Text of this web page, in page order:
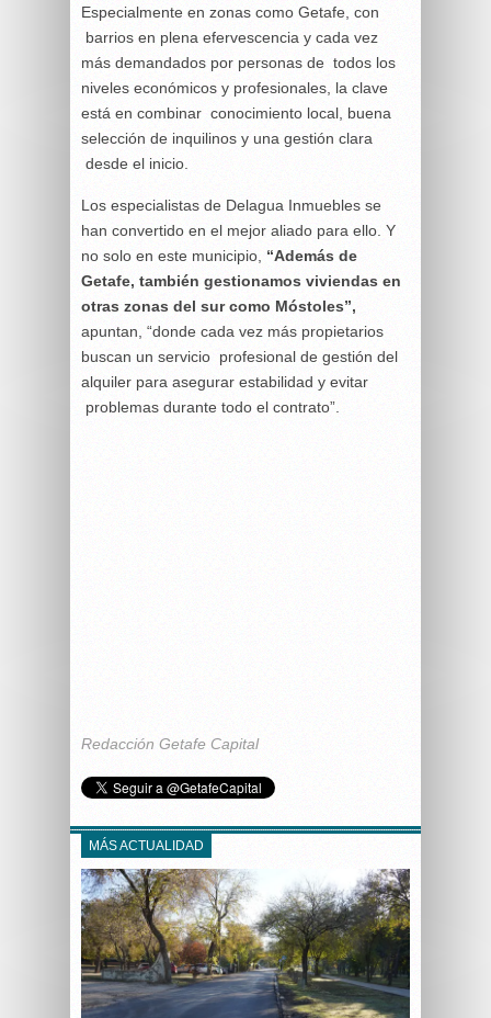
Especialmente en zonas como Getafe, con
barrios en plena efervescencia y cada vez
más demandados por personas de todos los
niveles económicos y profesionales, la clave
está en combinar conocimiento local, buena
selección de inquilinos y una gestión clara
desde el inicio.
Los especialistas de Delagua Inmuebles se
han convertido en el mejor aliado para ello. Y
no solo en este municipio, “Además de
Getafe, también gestionamos viviendas en
otras zonas del sur como Móstoles”,
apuntan, “donde cada vez más propietarios
buscan un servicio profesional de gestión del
alquiler para asegurar estabilidad y evitar
problemas durante todo el contrato”.
Redacción Getafe Capital
MÁS ACTUALIDAD